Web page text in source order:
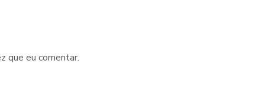
que eu comentar.